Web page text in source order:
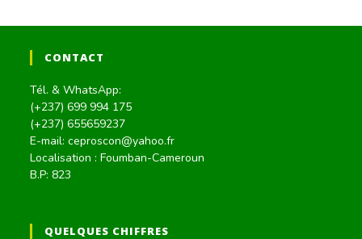
CONTACT
Tél. & WhatsApp:
(+237) 699 994 175
(+237) 655659237
E-mail: ceproscon@yahoo.fr
Localisation : Foumban-Cameroun
B.P: 823
QUELQUES CHIFFRES